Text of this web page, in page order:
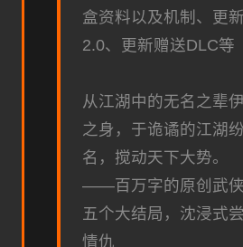
盒资料以及机制、更
2.0、更新赠送DLC等
从江湖中的无名之辈
之身，于诡谲的江湖
名，搅动天下大势。
——百万字的原创武
五个大结局，沈浸式
情仇